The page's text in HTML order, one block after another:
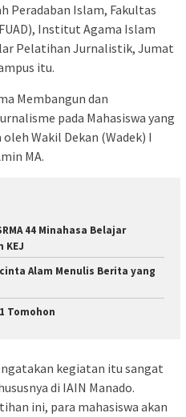
Peradaban Islam, Fakultas
Institut Agama Islam
Pelatihan Jurnalistik, Jumat
itu.
Membangun dan
pada Mahasiswa yang
Wakil Dekan (Wadek) I
MA.
44 Minahasa Belajar
KEJ
Alam Menulis Berita yang
Tomohon
kegiatan itu sangat
di IAIN Manado.
ini, para mahasiswa akan